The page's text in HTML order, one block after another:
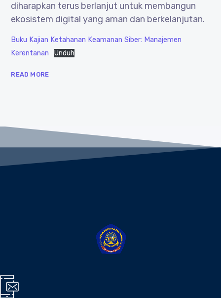
diharapkan terus berlanjut untuk membangun
ekosistem digital yang aman dan berkelanjutan.
Buku Kajian Ketahanan Keamanan Siber: Manajemen
Kerentanan
Unduh
READ MORE